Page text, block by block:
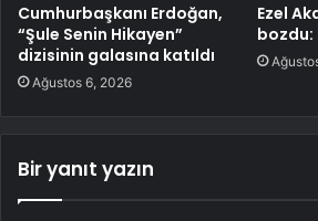
Cumhurbaşkanı Erdoğan,
“Şule Senin Hikayen”
dizisinin galasına katıldı
Ağustos 6, 2026
Ezel
bozdu:
Bir yanıt yazın